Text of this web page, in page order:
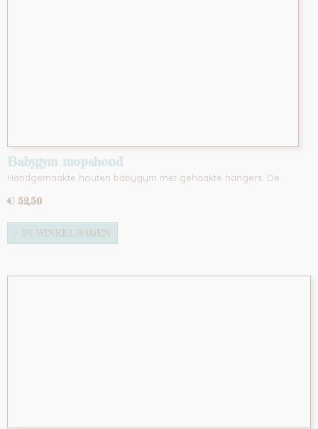
Babygym mopshond
Handgemaakte houten babygym met gehaakte hangers. De…
€ 52,50
IN WINKELWAGEN